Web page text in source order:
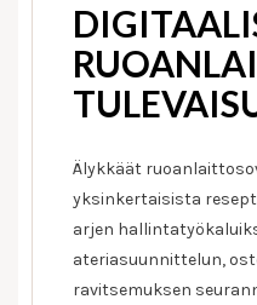
Älykkäät
yksinkertaisista
arjen
ateriasuunnittelun,
ravitsemuksen